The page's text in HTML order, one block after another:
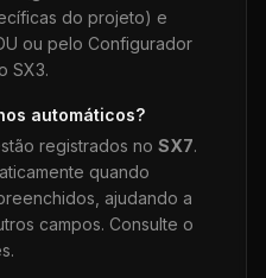
do projeto) e
ou pelo Configurador
SX3.
automáticos?
registrados no SX7.
quando
ajudando a
campos. Consulte o